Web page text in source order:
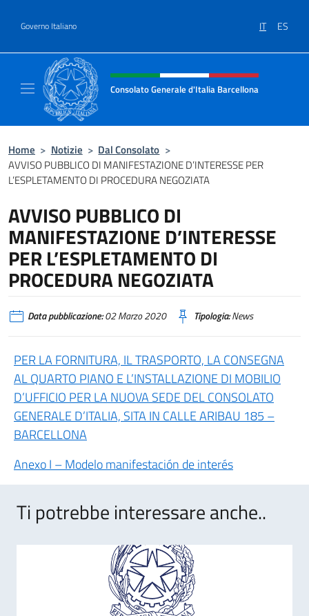
Governo Italiano IT ES
Intestazione sito, social e menù
Consolato Generale d'Italia Barcellona
Home > Notizie > Dal Consolato >
AVVISO PUBBLICO DI MANIFESTAZIONE D’INTERESSE PER
L’ESPLETAMENTO DI PROCEDURA NEGOZIATA
AVVISO PUBBLICO DI
MANIFESTAZIONE D’INTERESSE
PER L’ESPLETAMENTO DI
PROCEDURA NEGOZIATA
Data pubblicazione:02 Marzo 2020 Tipologia:News
PER LA FORNITURA, IL TRASPORTO, LA CONSEGNA
AL QUARTO PIANO E L’INSTALLAZIONE DI MOBILIO
D’UFFICIO PER LA NUOVA SEDE DEL CONSOLATO
GENERALE D’ITALIA, SITA IN CALLE ARIBAU 185 –
BARCELLONA
Anexo I – Modelo manifestación de interés
Ti potrebbe interessare anche..